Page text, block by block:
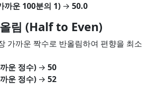
까운 100분의 1) → 50.0
림 (Half to Even)
가까운 짝수로 반올림하여 편향을 최소
운 정수) → 50
운 정수) → 52